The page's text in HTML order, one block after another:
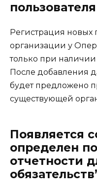
Регистрация новых
организации у
только при
После добавления
будет предложено
существующей
Появляется
определен
отчетности